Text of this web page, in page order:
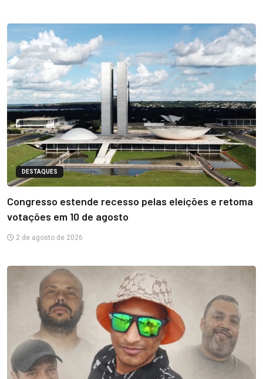
DESTAQUES
Congresso estende recesso pelas eleições e retoma
votações em 10 de agosto
2 de agosto de 2026